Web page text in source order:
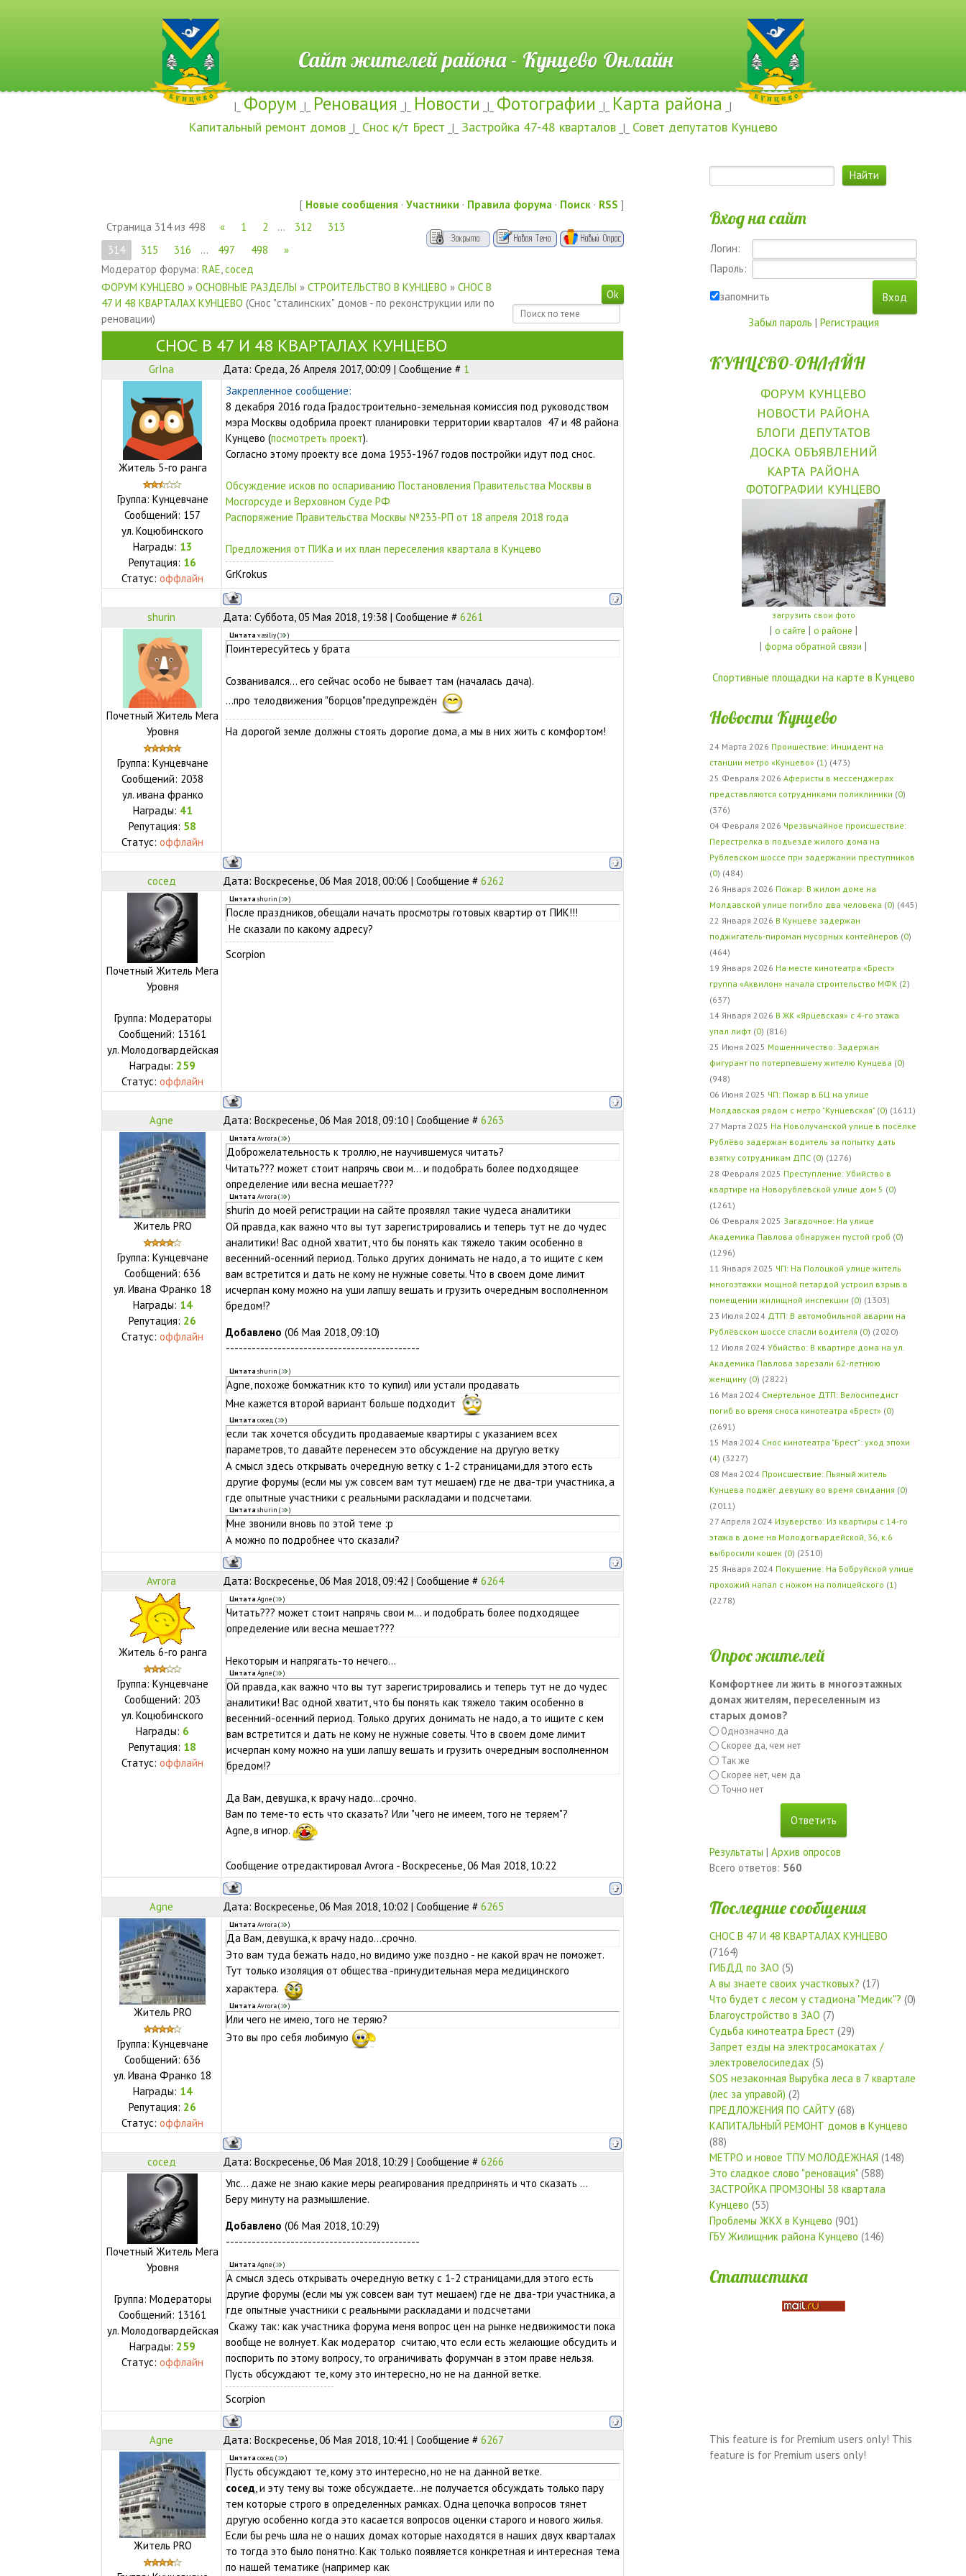
Сайт жителей района - Кунцево Онлайн
|_ Форум _|_ Реновация _|_ Новости _|_ Фотографии _|_ Карта района _|
Капитальный ремонт домов _|_ Снос к/т Брест _|_ Застройка 47-48 кварталов _|_ Совет депутатов Кунцево
[ Новые сообщения · Участники · Правила форума · Поиск · RSS ]
Страница 314из 498 « 1 2 … 312
313
314
315 316 … 497 498
»
Модератор форума: RAE сосед
ФОРУМ КУНЦЕВО » ОСНОВНЫЕ РАЗДЕЛЫ » СТРОИТЕЛЬСТВО В КУНЦЕВО » СНОС В
47 И 48 КВАРТАЛАХ КУНЦЕВО (Снос "сталинских" домов - по реконструкции или по
реновации)
СНОС В 47 И 48 КВАРТАЛАХ КУНЦЕВО
GrIna Дата: Среда, 26 Апреля 2017, 00:09 | Сообщение # 1
Житель 5-го ранга
Группа: Кунцевчане
Сообщений: 157
ул.Коцюбинского
Награды: 13
Репутация: 16
Статус:оффлайн
Закрепленное сообщение:
8 декабря 2016 года Градостроительно-земельная комиссия под руководством
мэра Москвы одобрила проект планировки территории кварталов 47 и 48 района
Кунцево (посмотреть проект).
Согласно этому проекту все дома 1953-1967 годов постройки идут под снос.
Обсуждение исков по оспариванию Постановления Правительства Москвы в
Мосгорсуде и Верховном Суде РФ
Распоряжение Правительства Москвы №233-РП от 18 апреля 2018 года
Предложения от ПИКа и их план переселения квартала в Кунцево
GrKrokus
shurin Дата: Суббота, 05 Мая 2018, 19:38 | Сообщение # 6261
Почетный Житель Мега
Уровня
Группа: Кунцевчане
Сообщений: 2038
ул. ивана франко
Награды: 41
Репутация: 58
Статус:оффлайн
Цитата vasiliy( )
Поинтересуйтесь у брата
Созванивался... его сейчас особо не бывает там (началась дача).
...про телодвижения "борцов"предупреждён
На дорогой земле должны стоять дорогие дома, а мы в них жить с комфортом!
сосед Дата: Воскресенье, 06 Мая 2018, 00:06 | Сообщение # 6262
Почетный Житель Мега
Уровня
Группа: Модераторы
Сообщений: 13161
ул. Молодогвардейская
Награды: 259
Статус:оффлайн
Цитата shurin ( )
После праздников, обещали начать просмотры готовых квартир от ПИК!!!
Не сказали по какому адресу?
Scorpion
Agne Дата: Воскресенье, 06 Мая 2018, 09:10 | Сообщение # 6263
Житель PRO
Группа: Кунцевчане
Сообщений:636
ул.Ивана Франко 18
Награды: 14
Репутация: 26
Статус:оффлайн
Цитата Avrora( )
Доброжелательность к троллю, не научившемуся читать?
Читать??? может стоит напрячь свои м... и подобрать более подходящее
определение или весна мешает???
Цитата Avrora( )
shurin до моей регистрации на сайте проявлял такие чудеса аналитики
Ой правда, как важно что вы тут зарегистрировались и теперь тут не до чудес
аналитики! Вас одной хватит, что бы понять как тяжело таким особенно в
весенний-осенний период. Только других донимать не надо, а то ищите с кем
вам встретится и дать не кому не нужные советы. Что в своем доме лимит
исчерпан кому можно на уши лапшу вешать и грузить очередным восполненном
бредом!?
Добавлено (06 Мая 2018, 09:10)
---------------------------------------------
Цитата shurin ( )
Agne, похоже бомжатник кто то купил) или устали продавать
Мне кажется второй вариант больше подходит
Цитата сосед ( )
если так хочется обсудить продаваемые квартиры с указанием всех
параметров, то давайте перенесем это обсуждение на другую ветку
А смысл здесь открывать очередную ветку с 1-2 страницами,для этого есть
другие форумы (если мы уж совсем вам тут мешаем) где не два-три участника, а
где опытные участники с реальными раскладами и подсчетами.
Цитата shurin ( )
Мне звонили вновь по этой теме :p
А можно по подробнее что сказали?
Avrora Дата: Воскресенье, 06 Мая 2018, 09:42 | Сообщение # 6264
Житель 6-го ранга
Группа: Кунцевчане
Сообщений: 203
ул.Коцюбинского
Награды: 6
Репутация: 18
Статус:оффлайн
Цитата Agne( )
Читать??? может стоит напрячь свои м... и подобрать более подходящее
определение или весна мешает???
Некоторым и напрягать-то нечего...
Цитата Agne( )
Ой правда, как важно что вы тут зарегистрировались и теперь тут не до чудес
аналитики! Вас одной хватит, что бы понять как тяжело таким особенно в
весенний-осенний период. Только других донимать не надо, а то ищите с кем
вам встретится и дать не кому не нужные советы. Что в своем доме лимит
исчерпан кому можно на уши лапшу вешать и грузить очередным восполненном
бредом!?
Да Вам, девушка, к врачу надо...срочно.
Вам по теме-то есть что сказать? Или "чего не имеем, того не теряем"?
Agne, в игнор.
Сообщение отредактировал Avrora - Воскресенье, 06 Мая 2018, 10:22
Agne Дата: Воскресенье, 06 Мая 2018, 10:02 | Сообщение # 6265
Житель PRO
Группа: Кунцевчане
Сообщений:636
ул.Ивана Франко 18
Награды: 14
Репутация: 26
Статус:оффлайн
Цитата Avrora( )
Да Вам, девушка, к врачу надо...срочно.
Это вам туда бежать надо, но видимо уже поздно - не какой врач не поможет.
Тут только изоляция от общества -принудительная мера медицинского
характера.
Цитата Avrora( )
Или чего не имею, того не теряю?
Это вы про себя любимую
сосед Дата: Воскресенье, 06 Мая 2018, 10:29 | Сообщение # 6266
Почетный Житель Мега
Уровня
Группа: Модераторы
Сообщений: 13161
ул. Молодогвардейская
Награды: 259
Статус:оффлайн
Упс... даже не знаю какие меры реагирования предпринять и что сказать ...
Беру минуту на размышление.
Добавлено (06 Мая 2018, 10:29)
---------------------------------------------
Цитата Agne( )
А смысл здесь открывать очередную ветку с 1-2 страницами,для этого есть
другие форумы (если мы уж совсем вам тут мешаем) где не два-три участника, а
где опытные участники с реальными раскладами и подсчетами
Скажу так: как участника форума меня вопрос цен на рынке недвижимости пока
вообще не волнует. Как модератор считаю, что если есть желающие обсудить и
поспорить по этому вопросу, то ограничивать форумчан в этом праве нельзя.
Пусть обсуждают те, кому это интересно, но не на данной ветке.
Scorpion
Agne Дата: Воскресенье, 06 Мая 2018, 10:41 | Сообщение # 6267
Житель PRO
Цитата сосед ( )
Пусть обсуждают те, кому это интересно, но не на данной ветке.
сосед , и эту тему вы тоже обсуждаете...не получается обсуждать только пару
тем которые строго в определенных рамках. Одна цепочка вопросов тянет
другую особенно когда это касается вопросов оценки старого и нового жилья.
Если бы речь шла не о наших домах которые находятся в наших двух кварталах
то тогда это было понятно. Как только появляется конкретная и интересная тема
по нашей тематике (например как
Вход на сайт
Логин:
Пароль:
запомнить
Забыл пароль | Регистрация
КУНЦЕВО-ОНЛАЙН
ФОРУМ КУНЦЕВО
НОВОСТИ РАЙОНА
БЛОГИ ДЕПУТАТОВ
ДОСКА ОБЪЯВЛЕНИЙ
КАРТА РАЙОНА
ФОТОГРАФИИ КУНЦЕВО
загрузить свои фото
| о сайте | о районе |
|форма обратной связи |
Спортивные площадки на карте в Кунцево
Новости Кунцево
24 Марта 2026 Проишествие: Инцидент на
станции метро «Кунцево» (1) (473)
25 Февраля 2026 Аферисты в мессенджерах
представляются сотрудниками поликлиники (0)
(376)
04 Февраля 2026 Чрезвычайное происшествие:
Перестрелка в подъезде жилого дома на
Рублевском шоссе при задержании преступников
(0) (484)
26 Января 2026 Пожар: В жилом доме на
Молдавской улице погибло два человека (0) (445)
22 Января 2026 В Кунцеве задержан
поджигатель-пироман мусорных контейнеров (0)
(464)
19 Января 2026 На месте кинотеатра «Брест»
группа «Аквилон» начала строительство МФК (2)
(637)
14 Января 2026 В ЖК «Ярцевская» с 4-го этажа
упал лифт (0) (816)
25 Июня 2025 Мошенничество: Задержан
фигурант по потерпевшему жителю Кунцева (0)
(948)
06 Июня 2025 ЧП: Пожар в БЦ на улице
Молдавская рядом с метро "Кунцевская" (0) (1611)
27 Марта 2025 На Новолучанской улице в посёлке
Рублёво задержан водитель за попытку дать
взятку сотрудникам ДПС (0) (1276)
28 Февраля 2025 Преступление: Убийство в
квартире на Новорублёвской улице дом 5 (0)
(1261)
06 Февраля 2025 Загадочное: На улице
Академика Павлова обнаружен пустой гроб (0)
(1296)
11 Января 2025 ЧП: На Полоцкой улице житель
многоэтажки мощной петардой устроил взрыв в
помещении жилищной инспекции (0) (1303)
23 Июля 2024 ДТП: В автомобильной аварии на
Рублёвском шоссе спасли водителя (0) (2020)
12 Июля 2024 Убийство: В квартире дома на ул.
Академика Павлова зарезали 62-летнюю
женщину (0) (2822)
16 Мая 2024 Смертельное ДТП: Велосипедист
погиб во время сноса кинотеатра «Брест» (0)
(2691)
15 Мая 2024 Снос кинотеатра "Брест": уход эпохи
(4) (3227)
08 Мая 2024 Происшествие: Пьяный житель
Кунцева поджёг девушку во время свидания (0)
(2011)
27 Апреля 2024 Изуверство: Из квартиры с 14-го
этажа в доме на Молодогвардейской, 36, к.6
выбросили кошек (0) (2510)
25 Января 2024 Покушение: На Бобруйской улице
прохожий напал с ножом на полицейского (1)
(2278)
Опрос жителей
Комфортнее ли жить в многоэтажных
домах жителям, переселенным из
старых домов?
Однозначно да
Скорее да, чем нет
Так же
Скорее нет, чем да
Точно нет
Результаты | Архив опросов
Всего ответов: 560
Последние сообщения
СНОС В 47 И 48 КВАРТАЛАХ КУНЦЕВО
(7164)
ГИБДД по ЗАО (5)
А вы знаете своих участковых? (17)
Что будет с лесом у стадиона "Медик"? (0)
Благоустройство в ЗАО (7)
Судьба кинотеатра Брест (29)
Запрет езды на электросамокатах /
электровелосипедах (5)
SOS незаконная Вырубка леса в 7 квартале
(лес за управой) (2)
ПРЕДЛОЖЕНИЯ ПО САЙТУ(68)
КАПИТАЛЬНЫЙ РЕМОНТ домов в Кунцево
(88)
МЕТРО и новое ТПУ МОЛОДЕЖНАЯ (148)
Это сладкое слово "реновация"(588)
ЗАСТРОЙКА ПРОМЗОНЫ 38 квартала
Кунцево (53)
Проблемы ЖКХ в Кунцево (901)
ГБУ Жилищник района Кунцево (146)
Статистика
This feature is for Premium users only! This
feature is for Premium users only!